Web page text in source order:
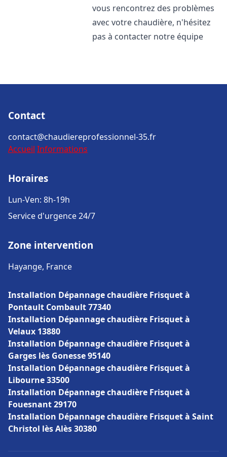
vous rencontrez des problèmes
avec votre chaudière, n'hésitez
pas à contacter notre équipe
Contact
contact@chaudiereprofessionnel-35.fr
Accueil Informations
Horaires
Lun-Ven: 8h-19h
Service d'urgence 24/7
Zone intervention
Hayange, France
Installation Dépannage chaudière Frisquet à
Pontault Combault 77340
Installation Dépannage chaudière Frisquet à
Velaux 13880
Installation Dépannage chaudière Frisquet à
Garges lès Gonesse 95140
Installation Dépannage chaudière Frisquet à
Libourne 33500
Installation Dépannage chaudière Frisquet à
Fouesnant 29170
Installation Dépannage chaudière Frisquet à Saint
Christol lès Alès 30380